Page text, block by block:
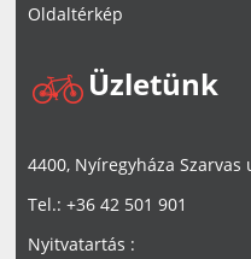
Oldaltérkép
Üzletünk
4400, Nyíregyháza Szarvas
Tel.: +36 42 501 901
Nyitvatartás :